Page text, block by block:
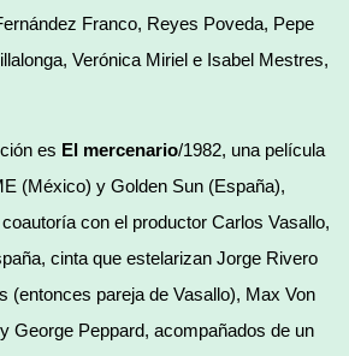
Franco, Reyes Poveda, Pepe
Verónica Miriel e Isabel Mestres,
es El mercenario/1982, una película
(México) y Golden Sun (España),
con el productor Carlos Vasallo,
cinta que estelarizan Jorge Rivero
(entonces pareja de Vasallo), Max Von
George Peppard, acompañados de un